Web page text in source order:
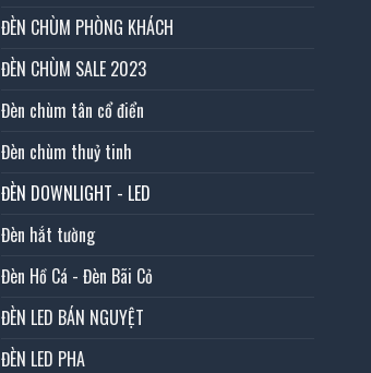
ĐÈN CHÙM PHÒNG KHÁCH
ĐÈN CHÙM SALE 2023
Đèn chùm tân cổ điển
Đèn chùm thuỷ tinh
ĐÈN DOWNLIGHT - LED
Đèn hắt tường
Đèn Hồ Cá - Đèn Bãi Cỏ
ĐÈN LED BÁN NGUYỆT
ĐÈN LED PHA